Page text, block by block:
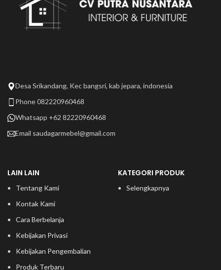
Desa Srikandang, Kec bangsri, kab jepara, indonesia
Phone 082220960468
Whatsapp +62 82220960468
Email saudagarmebel@gmail.com
LAIN LAIN
Tentang Kami
Kontak Kami
Cara Berbelanja
Kebijakan Privasi
Kebijakan Pengembalian
Produk Terbaru
KATEGORI PRODUK
Selengkapnya